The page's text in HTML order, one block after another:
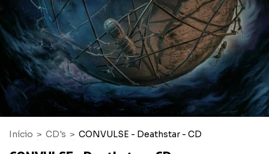
Início > CD's > CONVULSE - Deathstar - CD